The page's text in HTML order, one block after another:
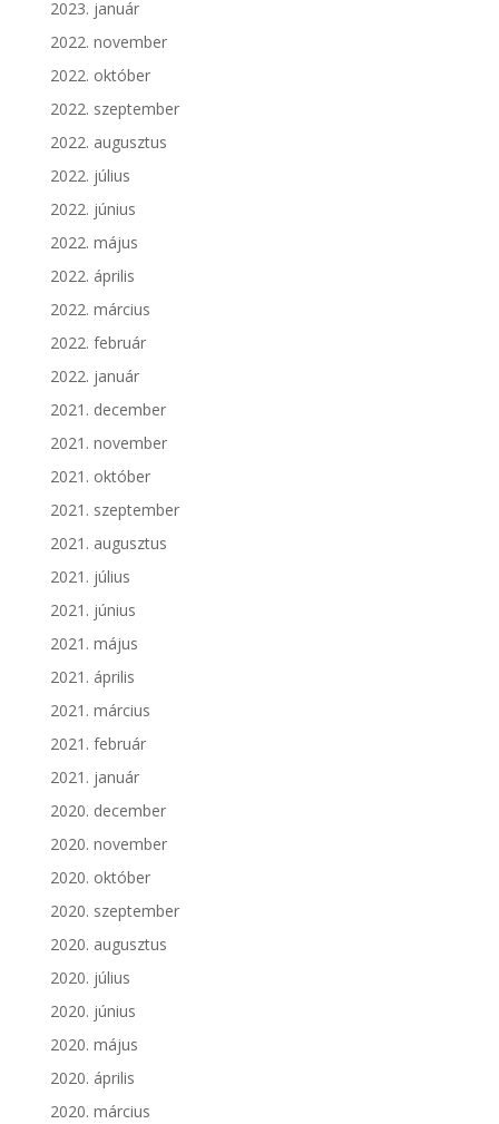
2023. január
2022. november
2022. október
2022. szeptember
2022. augusztus
2022. július
2022. június
2022. május
2022. április
2022. március
2022. február
2022. január
2021. december
2021. november
2021. október
2021. szeptember
2021. augusztus
2021. július
2021. június
2021. május
2021. április
2021. március
2021. február
2021. január
2020. december
2020. november
2020. október
2020. szeptember
2020. augusztus
2020. július
2020. június
2020. május
2020. április
2020. március